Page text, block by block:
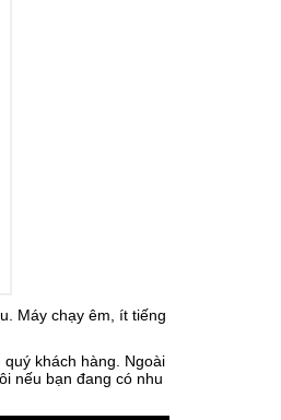
Máy chạy êm, ít tiếng
khách hàng. Ngoài
nếu bạn đang có nhu